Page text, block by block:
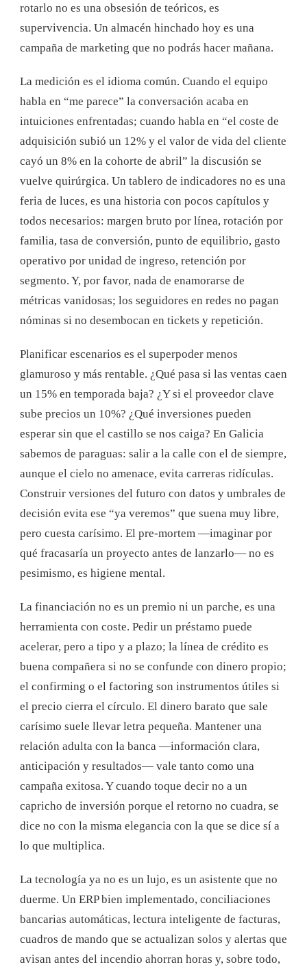
rotarlo no es una obsesión de teóricos, es
supervivencia. Un almacén hinchado hoy es una
campaña de marketing que no podrás hacer mañana.
La medición es el idioma común. Cuando el equipo
habla en “me parece” la conversación acaba en
intuiciones enfrentadas; cuando habla en “el coste de
adquisición subió un 12% y el valor de vida del cliente
cayó un 8% en la cohorte de abril” la discusión se
vuelve quirúrgica. Un tablero de indicadores no es una
feria de luces, es una historia con pocos capítulos y
todos necesarios: margen bruto por línea, rotación por
familia, tasa de conversión, punto de equilibrio, gasto
operativo por unidad de ingreso, retención por
segmento. Y, por favor, nada de enamorarse de
métricas vanidosas; los seguidores en redes no pagan
nóminas si no desembocan en tickets y repetición.
Planificar escenarios es el superpoder menos
glamuroso y más rentable. ¿Qué pasa si las ventas caen
un 15% en temporada baja? ¿Y si el proveedor clave
sube precios un 10%? ¿Qué inversiones pueden
esperar sin que el castillo se nos caiga? En Galicia
sabemos de paraguas: salir a la calle con el de siempre,
aunque el cielo no amenace, evita carreras ridículas.
Construir versiones del futuro con datos y umbrales de
decisión evita ese “ya veremos” que suena muy libre,
pero cuesta carísimo. El pre-mortem —imaginar por
qué fracasaría un proyecto antes de lanzarlo— no es
pesimismo, es higiene mental.
La financiación no es un premio ni un parche, es una
herramienta con coste. Pedir un préstamo puede
acelerar, pero a tipo y a plazo; la línea de crédito es
buena compañera si no se confunde con dinero propio;
el confirming o el factoring son instrumentos útiles si
el precio cierra el círculo. El dinero barato que sale
carísimo suele llevar letra pequeña. Mantener una
relación adulta con la banca —información clara,
anticipación y resultados— vale tanto como una
campaña exitosa. Y cuando toque decir no a un
capricho de inversión porque el retorno no cuadra, se
dice no con la misma elegancia con la que se dice sí a
lo que multiplica.
La tecnología ya no es un lujo, es un asistente que no
duerme. Un ERP bien implementado, conciliaciones
bancarias automáticas, lectura inteligente de facturas,
cuadros de mando que se actualizan solos y alertas que
avisan antes del incendio ahorran horas y, sobre todo,